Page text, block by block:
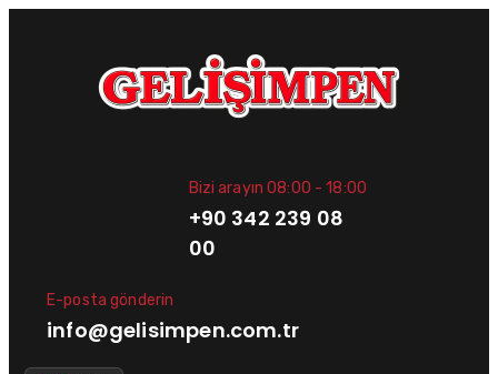
Bizi arayın 08:00 - 18:00
+90 342 239 08
00
E-posta gönderin
info@gelisimpen.com.tr